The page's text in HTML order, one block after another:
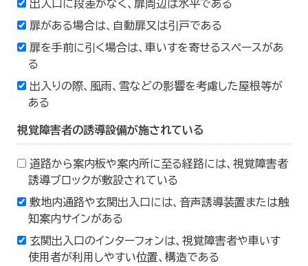
出入口に段差がなく、扉周辺は水平である
扉がある場合は、自動扉又は引戸である
扉を手前に引く場合は、車いすを寄せるスペースがあ
る
出入りの際、風雨、雪などの影響を考慮した屋根等が
ある
視覚障害者の誘導設備が施されている
道路から案内板や案内所に至る経路には、視覚障害者
誘導ブロックが敷設されている
敷地内通路や玄関出入口には、音声誘導装置または触
知案内サインがある
玄関出入口のインターフォンは、視覚障害者や車いす
使用者が利用しやすい位置、構造である